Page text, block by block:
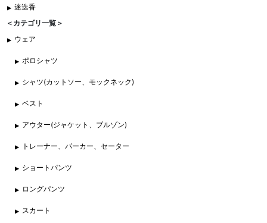
迷迭香
＜カテゴリ一覧＞
ウェア
ポロシャツ
シャツ(カットソー、モックネック)
ベスト
アウター(ジャケット、ブルゾン)
トレーナー、パーカー、セーター
ショートパンツ
ロングパンツ
スカート